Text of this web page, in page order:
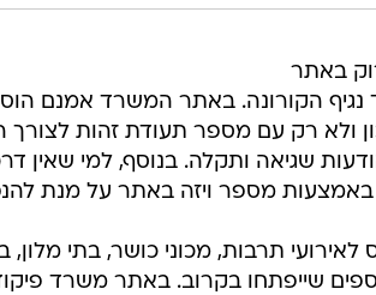
באתר
נגיף הקורונה. באתר המשרד אמנם
ולא רק עם מספר תעודת זהות לצורך
שגיאה ותקלה. בנוסף, למי שאין
מספר ויזה באתר על מנת
תרבות, מכוני כושר, בתי מלון,
שייפתחו בקרוב. באתר משרד